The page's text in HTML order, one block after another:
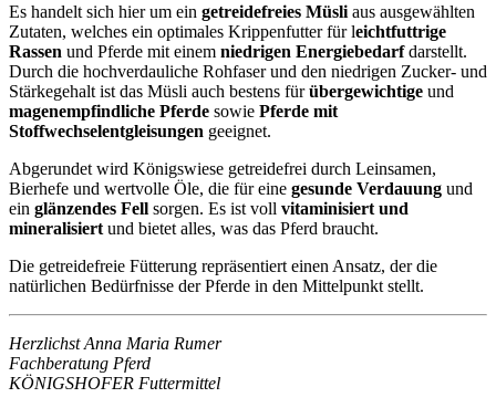
Es handelt sich hier um ein getreidefreies Müsli aus ausgewählten
Zutaten, welches ein optimales Krippenfutter für leichtfuttrige
Rassen und Pferde mit einem niedrigen Energiebedarfdarstellt.
Durch die hochverdauliche Rohfaser und den niedrigen Zucker- und
Stärkegehalt ist das Müsli auch bestens fürübergewichtige und
magenempfindliche Pferde sowie Pferde mit
Stoffwechselentgleisungen geeignet.
Abgerundet wird Königswiese getreidefrei durch Leinsamen,
Bierhefe und wertvolle Öle, die für eine gesunde Verdauung und
ein glänzendes Fell sorgen. Es ist voll vitaminisiert und
mineralisiert und bietet alles, was das Pferd braucht.
Die getreidefreie Fütterung repräsentiert einen Ansatz, der die
natürlichen Bedürfnisse der Pferde in den Mittelpunkt stellt.
Herzlichst Anna Maria Rumer
Fachberatung Pferd
KÖNIGSHOFER Futtermittel